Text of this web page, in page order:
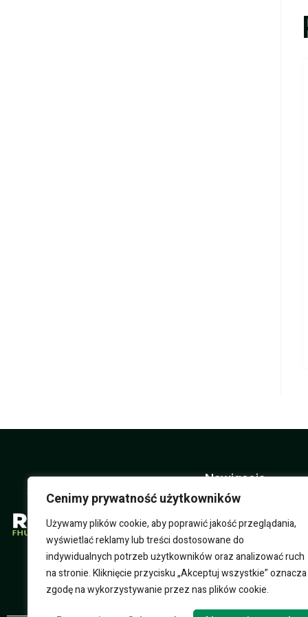
Cenimy prywatność użytkowników
Używamy plików cookie, aby poprawić jakość przeglądania,
wyświetlać reklamy lub treści dostosowane do
indywidualnych potrzeb użytkowników oraz analizować ruch
na stronie. Kliknięcie przycisku „Akceptuj wszystkie” oznacza
zgodę na wykorzystywanie przez nas plików cookie.
Nawigacja
O nas
Sklep
Usługi